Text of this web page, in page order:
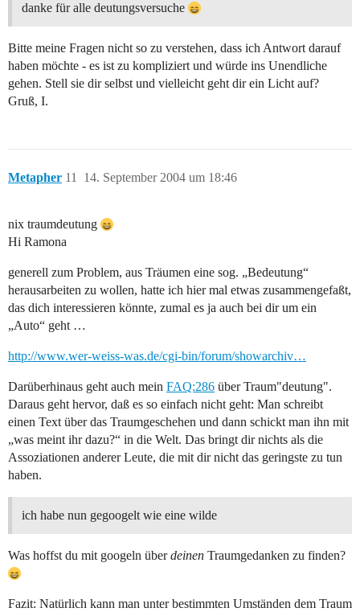
danke für alle deutungsversuche
Bitte meine Fragen nicht so zu verstehen, dass ich Antwort darauf
haben möchte - es ist zu kompliziert und würde ins Unendliche
gehen. Stell sie dir selbst und vielleicht geht dir ein Licht auf?
Gruß, I.
Metapher 14. September 2004 um 18:46
11
nix traumdeutung
Hi Ramona
generell zum Problem, aus Träumen eine sog. „Bedeutung“
herausarbeiten zu wollen, hatte ich hier mal etwas zusammengefaßt,
das dich interessieren könnte, zumal es ja auch bei dir um ein
„Auto“ geht …
http://www.wer-weiss-was.de/cgi-bin/forum/showarchiv…
Darüberhinaus geht auch mein FAQ:286 über Traum"deutung".
Daraus geht hervor, daß es so einfach nicht geht: Man schreibt
einen Text über das Traumgeschehen und dann schickt man ihn mit
„was meint ihr dazu?“ in die Welt. Das bringt dir nichts als die
Assoziationen anderer Leute, die mit dir nicht das geringste zu tun
haben.
ich habe nun gegoogelt wie eine wilde
Was hoffst du mit googeln überdeinen Traumgedanken zu finden?
Fazit: Natürlich kann man unter bestimmten Umständen dem Traum